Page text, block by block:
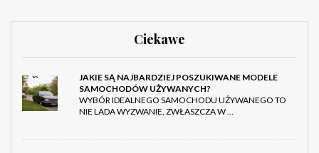
Ciekawe
JAKIE SĄ NAJBARDZIEJ POSZUKIWANE MODELE
SAMOCHODÓW UŻYWANYCH?
WYBÓR IDEALNEGO SAMOCHODU UŻYWANEGO TO
NIE LADA WYZWANIE, ZWŁASZCZA W …